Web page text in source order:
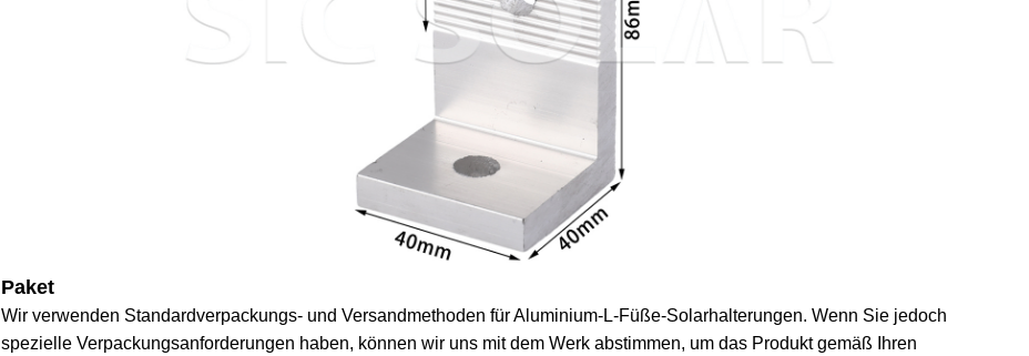
Paket
Wir verwenden Standardverpackungs- und Versandmethoden für Aluminium-L-Füße-Solarhalterungen. Wenn Sie jedoch
spezielle Verpackungsanforderungen haben, können wir uns mit dem Werk abstimmen, um das Produkt gemäß Ihren